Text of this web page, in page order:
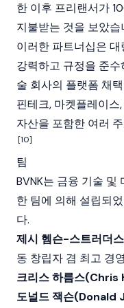
한 이후 프리랜서가
지불받는 것을 보았
이러한 파트너십은
강력하고 규정을 준
술 회사의 플랫폼 채
핀테크, 마켓플레이스
자산을 포함한 여러
[10]
팀
BVNK는 금융 기술 및
한 팀에 의해 설립되
다.
제시 헴슨-스트러
동 창립자 겸 최고 경
크리스 하름스(Chris
도널드 잭슨(Donald